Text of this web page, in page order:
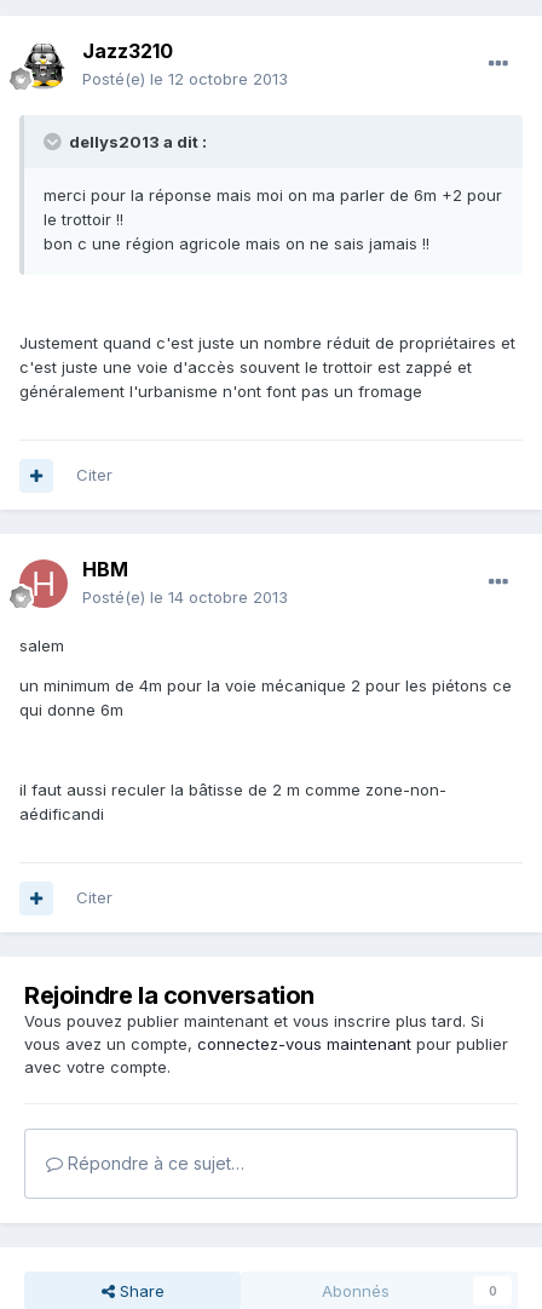
Jazz3210
Posté(e) le 12 octobre 2013
dellys2013 a dit :
merci pour la réponse mais moi on ma parler de 6m +2 pour
le trottoir !!
bon c une région agricole mais on ne sais jamais !!
Justement quand c'est juste un nombre réduit de propriétaires et
c'est juste une voie d'accès souvent le trottoir est zappé et
généralement l'urbanisme n'ont font pas un fromage
Citer
HBM
Posté(e) le 14 octobre 2013
salem
un minimum de 4m pour la voie mécanique 2 pour les piétons ce
qui donne 6m
il faut aussi reculer la bâtisse de 2 m comme zone-non-
aédificandi
Citer
Rejoindre la conversation
Vous pouvez publier maintenant et vous inscrire plus tard. Si
vous avez un compte, connectez-vous maintenant pour publier
avec votre compte.
Répondre à ce sujet…
Share Abonnés 0